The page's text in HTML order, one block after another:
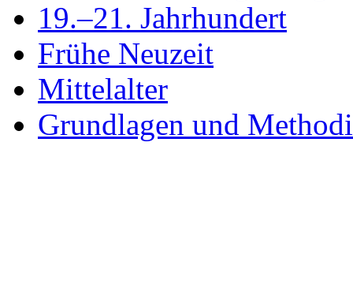
19.–21. Jahrhundert
Frühe Neuzeit
Mittelalter
Grundlagen und